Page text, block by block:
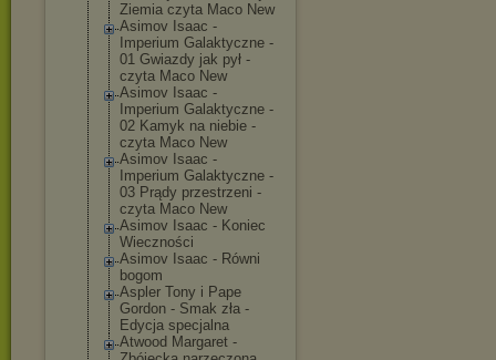
Ziemia czyta Maco New
Asimov Isaac -
Imperium Galaktyczne -
01 Gwiazdy jak pył -
czyta Maco New
Asimov Isaac -
Imperium Galaktyczne -
02 Kamyk na niebie -
czyta Maco New
Asimov Isaac -
Imperium Galaktyczne -
03 Prądy przestrzeni -
czyta Maco New
Asimov Isaac - Koniec
Wieczności
Asimov Isaac - Równi
bogom
Aspler Tony i Pape
Gordon - Smak zła -
Edycja specjalna
Atwood Margaret -